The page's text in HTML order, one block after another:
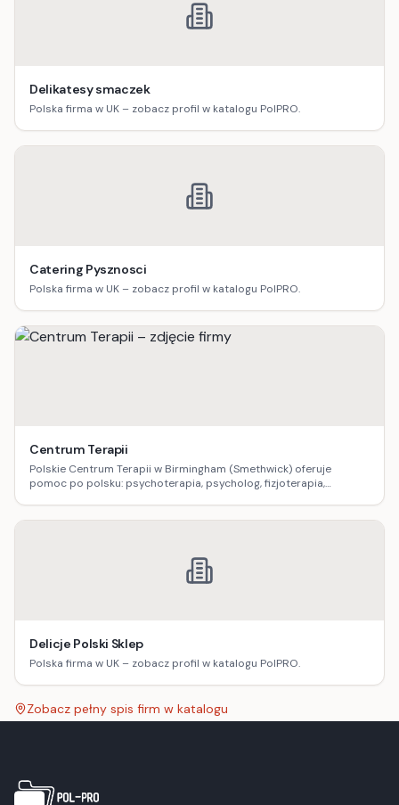
Delikatesy smaczek
Polska firma w UK – zobacz profil w katalogu PolPRO.
Catering Pysznosci
Polska firma w UK – zobacz profil w katalogu PolPRO.
Centrum Terapii
Polskie Centrum Terapii w Birmingham (Smethwick) oferuje
pomoc po polsku: psychoterapia, psycholog, fizjoterapia,
Delicje Polski Sklep
Polska firma w UK – zobacz profil w katalogu PolPRO.
Zobacz pełny spis firm w katalogu